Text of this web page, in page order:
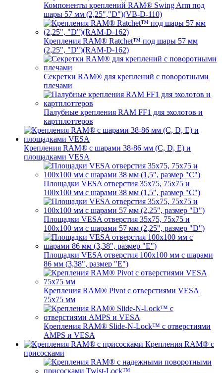
Компоненты креплений RAM® Swing Arm под
шары 57 мм (2,25","D")(VB-D-110)
Крепления RAM® Ratchet™ под шары 57 мм
(2,25", "D")(RAM-D-162)
Секретки RAM® для креплений с поворотными
плечами
Палубные крепления RAM FF1 для эхолотов и
картплоттеров
Крепления RAM® с шарами 38-86 мм (C, D, E) и
площадками VESA
Площадки VESA отверстия 35x75, 75x75 и
100x100 мм с шарами 38 мм (1,5", размер "C")
Площадки VESA отверстия 35х75, 75x75 и
100x100 мм с шарами 57 мм (2,25", размер "D")
Площадки VESA отверстия 100x100 мм с шарами
86 мм (3,38", размер "E")
Крепления RAM® Pivot с отверстиями VESA
75x75 мм
Крепления RAM® Slide-N-Lock™ с отверстиями
AMPS и VESA
Крепления RAM® с
присосками